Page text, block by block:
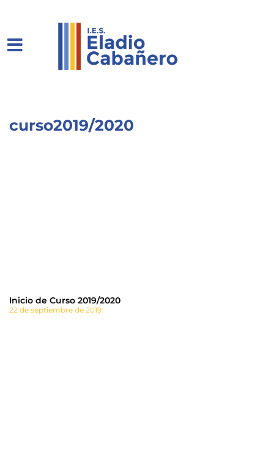
curso2019/2020
Inicio de Curso 2019/2020
22 de septiembre de 2019